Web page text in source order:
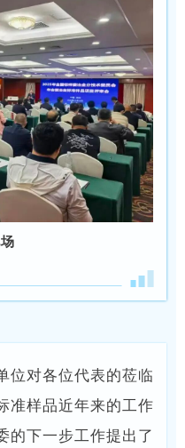
位对各位代表的莅临
准样品近年来的工作
的下一步工作提出了